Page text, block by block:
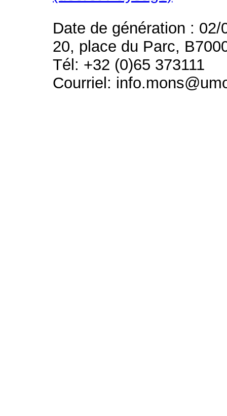
Date de génération : 02/
20, place du Parc,
Tél: +32 (0)65 373111
Courriel: